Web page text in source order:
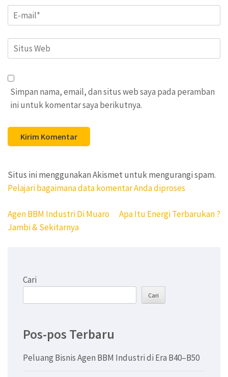
Email*
Situs
Web
Simpan nama, email, dan situs web saya pada peramban
ini untuk komentar saya berikutnya.
Situs ini menggunakan Akismet untuk mengurangi spam.
Pelajari bagaimana data komentar Anda diproses
Navigasi
pos
Agen BBM Industri Di Muaro
Jambi & Sekitarnya
Apa Itu Energi Terbarukan ?
Cari
Cari
Pos-pos Terbaru
Peluang Bisnis Agen BBM Industri di Era B40–B50